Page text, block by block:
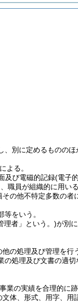
、別に定めるもののほ
よる。
及び電磁的記録(電子
職員が組織的に用い
の他不特定多数の
等をいう。
理者」という。)が別
の処理及び管理を行
処理及び文書の適
の実績を合理的に
体、形式、用字、用